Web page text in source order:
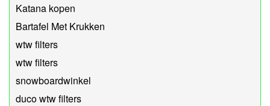
Katana kopen
Bartafel Met Krukken
wtw filters
wtw filters
snowboardwinkel
duco wtw filters